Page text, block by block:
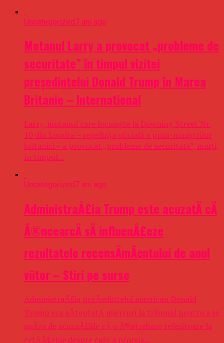
Uncategorized7 ani ago
Motanul Larry a provocat „probleme de
securitate” în timpul vizitei
preşedintelui Donald Trump în Marea
Britanie – International
Larry, motanul care locuieşte la Downing Street Nr.
10 din Londra – reşedinţa oficială a prim-miniştrilor
britanici – a provocat „probleme de securitate”, marţi,
în timpul...
Uncategorized7 ani ago
AdministraÅ£ia Trump este acuzatÄ cÄ
Ã®ncearcÄ sÄ influenÅ£eze
rezultatele recensÄmÃ¢ntului de anul
viitor – Stiri pe surse
AdministraÅ£ia preÅedintelui american Donald
Trump era aÅteptatÄ miercuri la tribunal pentru a se
apÄra de acuzaÅ£iile cÄ o Ã®ntrebare referitoare la
cetÄÅ£enie despre care a propus...